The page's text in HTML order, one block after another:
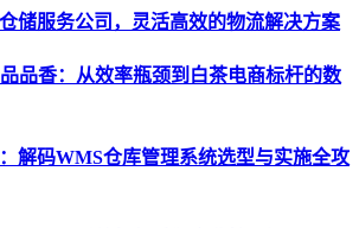
储服务公司，灵活高效的物流解决方案
品香：从效率瓶颈到白茶电商标杆的数
解码WMS仓库管理系统选型与实施全攻